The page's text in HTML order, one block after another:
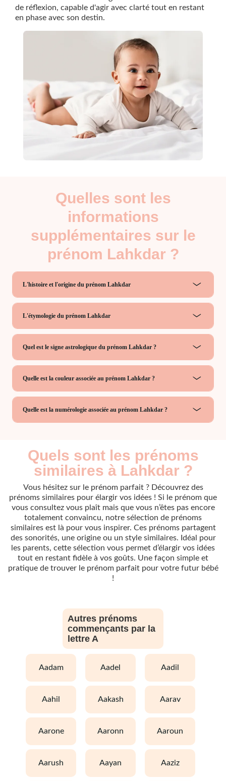
de réflexion, capable d'agir avec clarté tout en restant
en phase avec son destin.
Quelles sont les
informations
supplémentaires sur le
prénom Lahkdar ?
L'histoire et l'origine du prénom Lahkdar
L'étymologie du prénom Lahkdar
Quel est le signe astrologique du prénom Lahkdar ?
Quelle est la couleur associée au prénom Lahkdar ?
Quelle est la numérologie associée au prénom Lahkdar ?
Quels sont les prénoms
similaires à Lahkdar ?
Vous hésitez sur le prénom parfait ? Découvrez des
prénoms similaires pour élargir vos idées ! Si le prénom que
vous consultez vous plaît mais que vous n’êtes pas encore
totalement convaincu, notre sélection de prénoms
similaires est là pour vous inspirer. Ces prénoms partagent
des sonorités, une origine ou un style similaires. Idéal pour
les parents, cette sélection vous permet d’élargir vos idées
tout en restant fidèle à vos goûts. Une façon simple et
pratique de trouver le prénom parfait pour votre futur bébé
!
Autres prénoms
commençants par la
lettre A
aadam aadel aadil
aahil aakash aarav
aarone aaronn aaroun
aarush aayan aaziz